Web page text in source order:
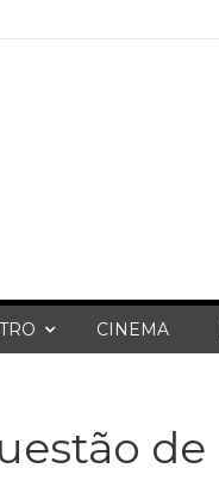
CINEMA
de